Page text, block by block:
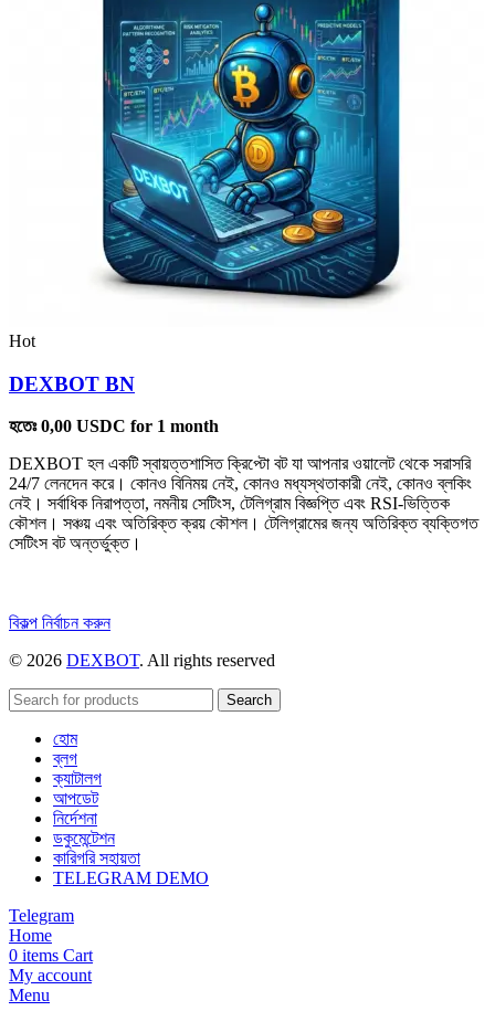
Hot
DEXBOT BN
হতেঃ0,00 USDC for 1 month
DEXBOT হল একটি স্বায়ত্তশাসিত ক্রিপ্টো বট যা আপনার ওয়ালেট থেকে সরাসরি
24/7 লেনদেন করে। কোনও বিনিময় নেই, কোনও মধ্যস্থতাকারী নেই, কোনও ব্লকিং
নেই। সর্বাধিক নিরাপত্তা, নমনীয় সেটিংস, টেলিগ্রাম বিজ্ঞপ্তি এবং RSI-ভিত্তিক
কৌশল। সঞ্চয় এবং অতিরিক্ত ক্রয় কৌশল। টেলিগ্রামের জন্য অতিরিক্ত ব্যক্তিগত
সেটিংস বট অন্তর্ভুক্ত।
বিকল্প নির্বাচন করুনএই
একাধিক
রয়েছে।
পারে।
© 2026 DEXBOT. All rights reserved
Search
হোম
ব্লগ
ক্যাটালগ
আপডেট
নির্দেশনা
ডকুমেন্টেশন
কারিগরি সহায়তা
TELEGRAM DEMO
Telegram
Home
0 items Cart
My account
Menu